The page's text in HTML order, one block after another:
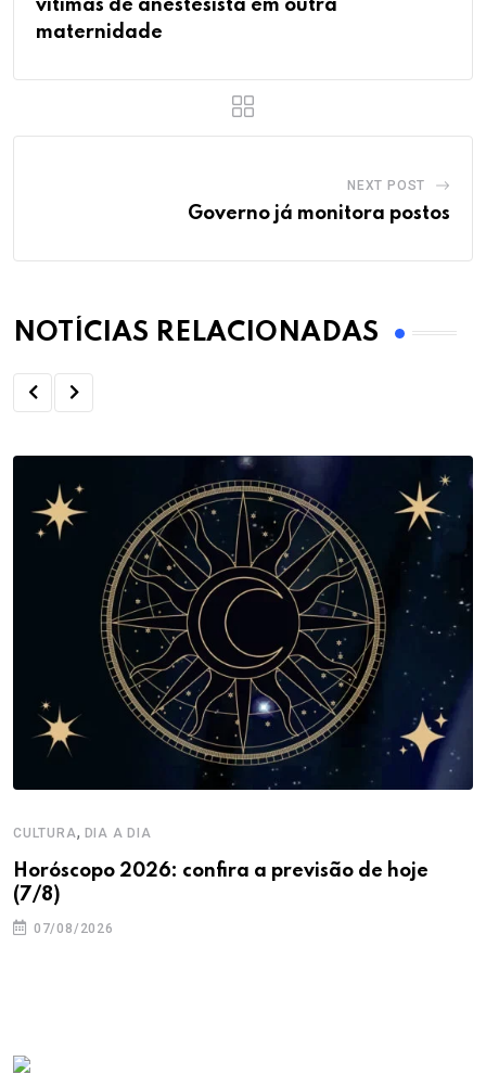
vítimas de anestesista em outra
maternidade
NEXT POST
Governo já monitora postos
NOTÍCIAS RELACIONADAS
CULTURA, DIA A DIA
Horóscopo 2026: confira a previsão de hoje
(7/8)
07/08/2026